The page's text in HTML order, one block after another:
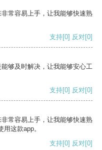
常容易上手，让我能够快速熟
支持[0] 反对[0]
够及时解决，让我能够安心工
支持[0] 反对[0]
常容易上手，让我能够快速熟
这款app。
支持[0] 反对[0]